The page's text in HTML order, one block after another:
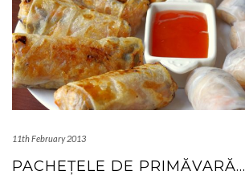
11th February 2013
PACHEȚELE DE PRIMĂVARĂ…